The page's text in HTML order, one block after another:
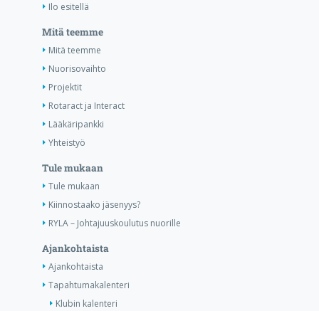
Ilo esitellä
Mitä teemme
Mitä teemme
Nuorisovaihto
Projektit
Rotaract ja Interact
Lääkäripankki
Yhteistyö
Tule mukaan
Tule mukaan
Kiinnostaako jäsenyys?
RYLA – Johtajuuskoulutus nuorille
Ajankohtaista
Ajankohtaista
Tapahtumakalenteri
Klubin kalenteri